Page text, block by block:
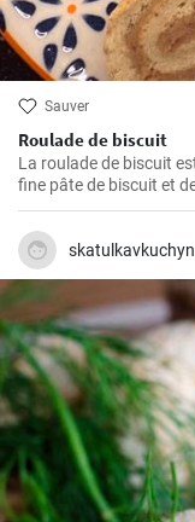
Sauver
Roulade de biscuit
La roulade de biscuit
fine pâte de biscuit et